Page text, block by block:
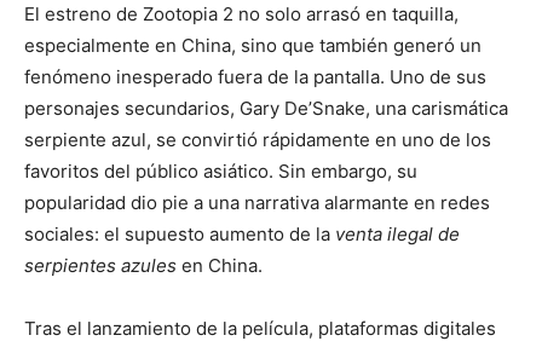
El estreno de Zootopia 2 no solo arrasó en taquilla,
especialmente en China, sino que también generó un
fenómeno inesperado fuera de la pantalla. Uno de sus
personajes secundarios, Gary De’Snake, una carismática
serpiente azul, se convirtió rápidamente en uno de los
favoritos del público asiático. Sin embargo, su
popularidad dio pie a una narrativa alarmante en redes
sociales: el supuesto aumento de la venta ilegal de
serpientes azules en China.
Tras el lanzamiento de la película, plataformas digitales